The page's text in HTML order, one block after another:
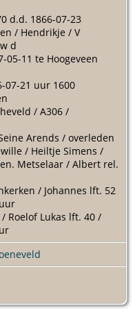
d.d. 1866-07-23
/ Hendrikje / V
d
05-11 te Hoogeveen
07-21 uur 1600
/ A306 /
Arends / overleden
/ Heiltje Simens /
Metselaar / Albert rel.
/ Johannes lft. 52
Roelof Lukas lft. 40 /